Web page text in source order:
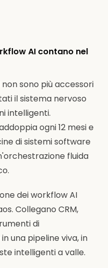
AI contano nel
sono più accessori
il sistema nervoso
intelligenti.
ogni 12 mesi e
di sistemi software
fluida
dei workflow AI
Collegano CRM,
di
una pipeline viva, in
intelligenti a valle.